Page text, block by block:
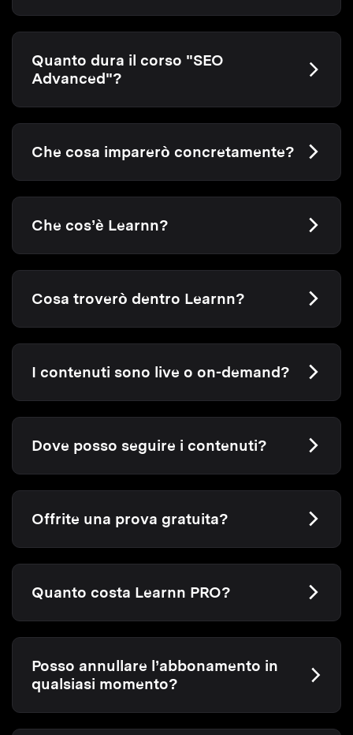
Quanto dura il corso "SEO
Advanced"?
Che cosa imparerò concretamente?
Che cos’è Learnn?
Cosa troverò dentro Learnn?
I contenuti sono live o on-demand?
Dove posso seguire i contenuti?
Offrite una prova gratuita?
Quanto costa Learnn PRO?
Posso annullare l’abbonamento in
qualsiasi momento?